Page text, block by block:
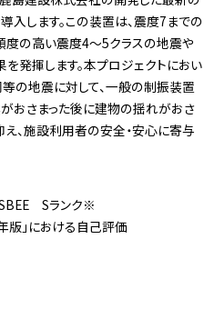
入します。この装置は、震度7までの
度の高い震度4～5クラスの地震や
発揮します。本プロジェクトにおい
の地震に対して、一般の制振装置
おさまった後に建物の揺れがおさ
、施設利用者の安全・安心に寄与
Sランク※
版」における自己評価